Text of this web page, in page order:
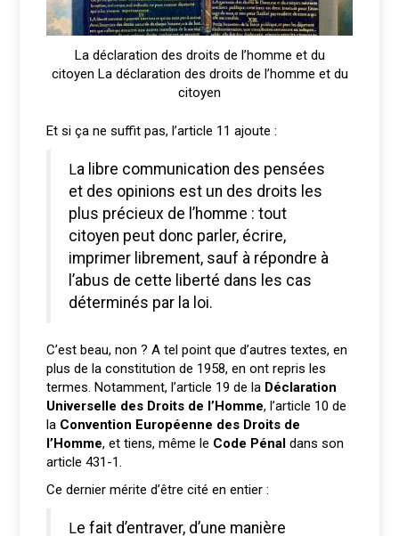
La déclaration des droits de l’homme et du
citoyen La déclaration des droits de l’homme et du
citoyen
Et si ça ne suffit pas, l’article 11 ajoute :
La libre communication des pensées
et des opinions est un des droits les
plus précieux de l’homme : tout
citoyen peut donc parler, écrire,
imprimer librement, sauf à répondre à
l’abus de cette liberté dans les cas
déterminés par la loi.
C’est beau, non ? A tel point que d’autres textes, en
plus de la constitution de 1958, en ont repris les
termes. Notamment, l’article 19 de la Déclaration
Universelle des Droits de l’Homme, l’article 10 de
la Convention Européenne des Droits de
l’Homme, et tiens, même le Code Pénal dans son
article 431-1.
Ce dernier mérite d’être cité en entier :
Le fait d’entraver, d’une manière